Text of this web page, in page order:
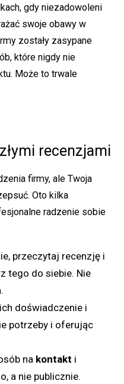
gdy niezadowoleni
swoje obawy w
zostały zasypane
które nigdy nie
Może to trwale
recenzjami
firmy, ale Twoja
Oto kilka
radzenie sobie
przeczytaj recenzję i
tego do siebie. Nie
doświadczenie i
potrzeby i oferując
na kontakt i
a nie publicznie.